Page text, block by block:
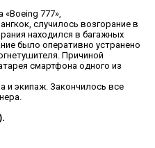
«Boeing 777»,
случилось возгорание в
находился в багажных
было оперативно устранено
Причиной
смартфона одного из
и экипаж. Закончилось все